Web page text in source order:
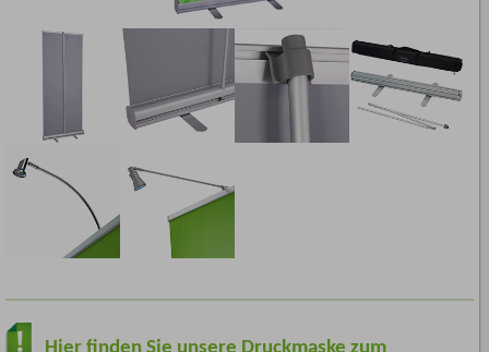
Hier finden Sie unsere Druckmaske zum